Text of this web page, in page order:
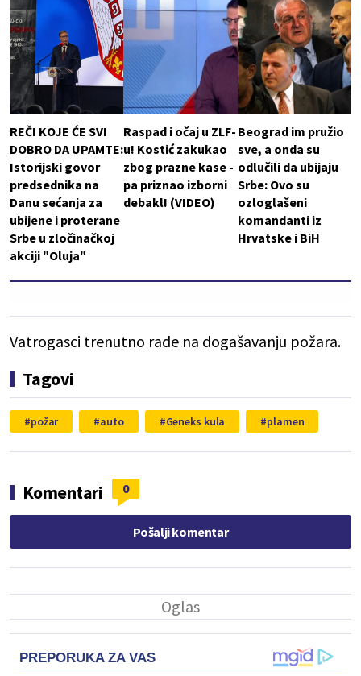
REČI KOJE ĆE SVI
DOBRO DA UPAMTE:
Istorijski govor
predsednika na
Danu sećanja za
ubijene i proterane
Srbe u zločinačkoj
akciji "Oluja"
Raspad i očaj u ZLF-
u! Kostić zakukao
zbog prazne kase -
pa priznao izborni
debakl! (VIDEO)
Beograd im pružio
sve, a onda su
odlučili da ubijaju
Srbe: Ovo su
ozloglašeni
komandanti iz
Hrvatske i BiH
Vatrogasci trenutno rade na dogašavanju požara.
Tagovi
požar auto Geneks kula plamen
Komentari 0
Pošalji komentar
PREPORUKA ZA VAS